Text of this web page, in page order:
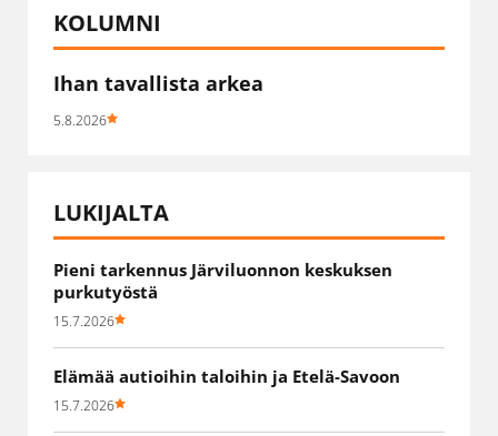
KOLUMNI
Ihan tavallista arkea
5.8.2026
LUKIJALTA
Pieni tarkennus Järviluonnon keskuksen
purkutyöstä
15.7.2026
Elämää autioihin taloihin ja Etelä-Savoon
15.7.2026